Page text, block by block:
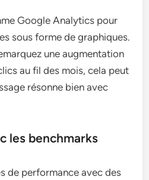
Google Analytics pour
sous forme de graphiques.
une augmentation
au fil des mois, cela peut
résonne bien avec
les benchmarks
de performance avec des